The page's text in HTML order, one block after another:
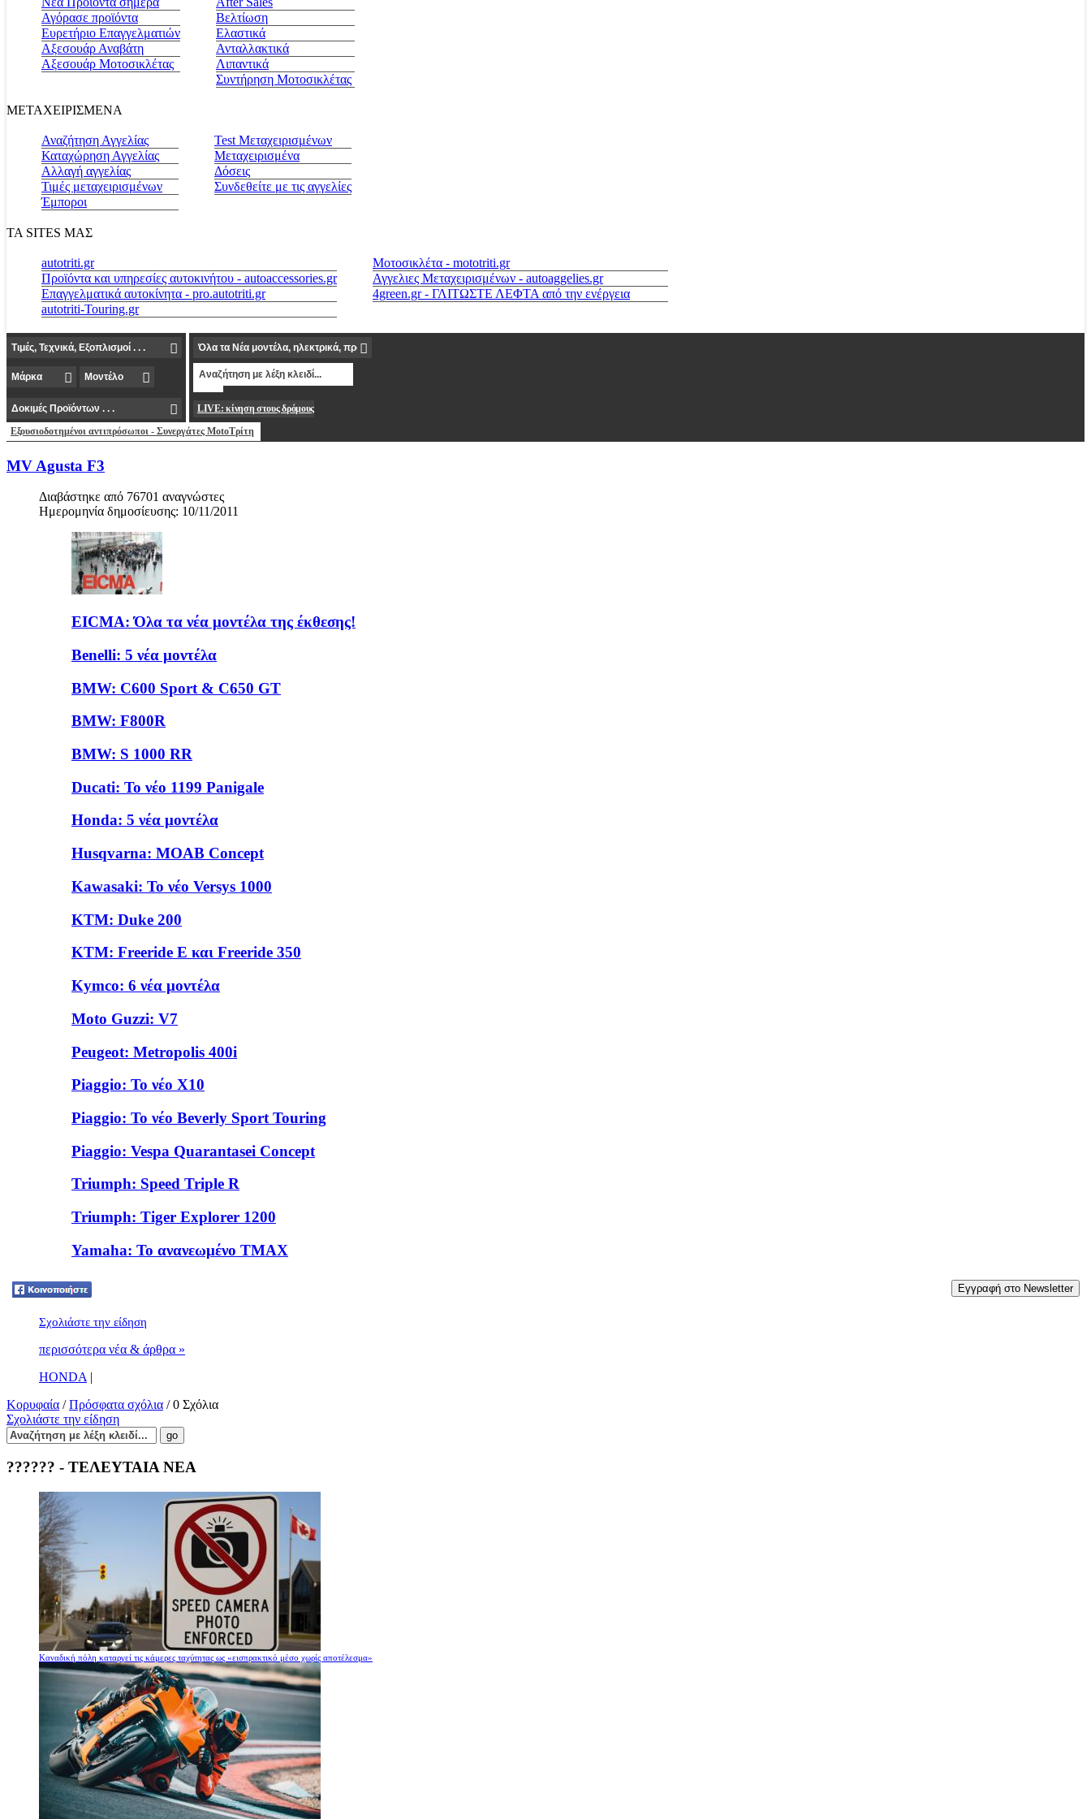
Αγόρασε προϊόντα
Ευρετήριο Επαγγελματιών
Αξεσουάρ Αναβάτη
Αξεσουάρ Μοτοσικλέτας
Βελτίωση
Ελαστικά
Ανταλλακτικά
Λιπαντικά
Συντήρηση Μοτοσικλέτας
ΜΕΤΑΧΕΙΡΙΣΜΕΝΑ
Αναζήτηση Αγγελίας
Καταχώρηση Αγγελίας
Αλλαγή αγγελίας
Τιμές μεταχειρισμένων
Έμποροι
Test Μεταχειρισμένων
Μεταχειρισμένα
Δόσεις
Συνδεθείτε με τις αγγελίες
ΤΑ SITES ΜΑΣ
autotriti.gr
Προϊόντα και υπηρεσίες αυτοκινήτου - autoaccessories.gr
Επαγγελματικά αυτοκίνητα - pro.autotriti.gr
autotriti-Touring.gr
Μοτοσικλέτα - mototriti.gr
Αγγελιες Μεταχειρισμένων - autoaggelies.gr
4green.gr - ΓΛΙΤΩΣΤΕ ΛΕΦΤΑ από την ενέργεια
LIVE: κίνηση στους δρόμους
Εξουσιοδοτημένοι αντιπρόσωποι - Συνεργάτες MotoΤρίτη
MV Agusta F3
Διαβάστηκε από 76701 αναγνώστες
Ημερομηνία δημοσίευσης: 10/11/2011
EICMA: Όλα τα νέα μοντέλα της έκθεσης!
Benelli: 5 νέα μοντέλα
BMW: C600 Sport & C650 GT
BMW: F800R
BMW: S 1000 RR
Ducati: Το νέο 1199 Panigale
Honda: 5 νέα μοντέλα
Husqvarna: MOAB Concept
Kawasaki: Το νέο Versys 1000
KTM: Duke 200
ΚΤΜ: Freeride E και Freeride 350
Kymco: 6 νέα μοντέλα
Moto Guzzi: V7
Peugeot: Metropolis 400i
Piaggio: Το νέο Χ10
Piaggio: Το νέο Beverly Sport Touring
Piaggio: Vespa Quarantasei Concept
Triumph: Speed Triple R
Triumph: Tiger Explorer 1200
Yamaha: To ανανεωμένο TMAX
Tweet
Σχολιάστε την είδηση
περισσότερα νέα & άρθρα »
HONDA |
Κορυφαία /Πρόσφατα σχόλια / 0 Σχόλια
Σχολιάστε την είδηση
?????? - ΤΕΛΕΥΤΑΙΑ ΝΕΑ
Καναδική πόλη καταργεί τις κάμερες ταχύτητας ως «εισπρακτικό μέσο χωρίς αποτέλεσμα»